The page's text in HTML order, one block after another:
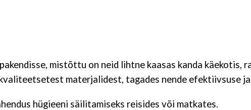
mistõttu on neid lihtne kaasas kanda käekotis,
materjalidest, tagades nende efektiivsuse
hügieeni säilitamiseks reisides või matkates.